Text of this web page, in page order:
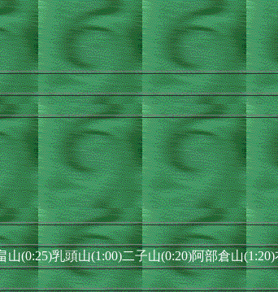
(0:25)乳頭山(1:00)二子山(0:20)阿部倉山